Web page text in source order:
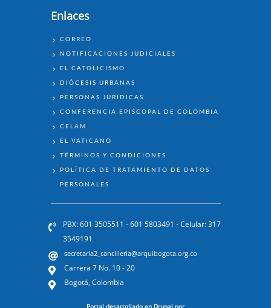
Enlaces
ENLACES
CORREO
NOTIFICACIONES JUDICIALES
EL CATOLICISMO
DIÓCESIS URBANAS
PERSONAS JURÍDICAS
CONFERENCIA EPISCOPAL DE COLOMBIA
CELAM
EL VATICANO
TÉRMINOS Y CONDICIONES
POLÍTICA DE TRATAMIENTO DE DATOS
PERSONALES
PBX: 601 3505511 - 601 5803491 - Celular: 317
3549191
secretaria2_cancilleria@arquibogota.org.co
Carrera 7 No. 10 - 20
Bogotá, Colombia
Portal desarrollado en Drupal por